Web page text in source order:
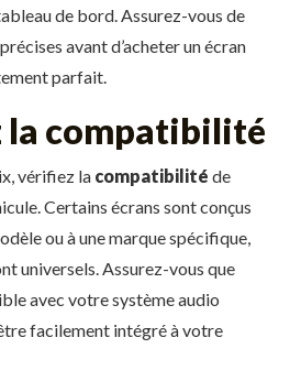
de bord. Assurez-vous de
avant d’acheter un écran
parfait.
la compatibilité
vérifiez la compatibilité de
Certains écrans sont conçus
ou à une marque spécifique,
universels. Assurez-vous que
avec votre système audio
facilement intégré à votre